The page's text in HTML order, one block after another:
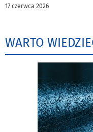
17 czerwca 2026
WARTO